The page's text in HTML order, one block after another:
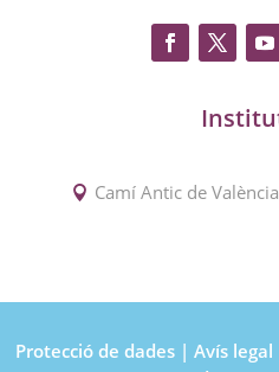
 Camí Antic de
Protecció de dades | Avís legal